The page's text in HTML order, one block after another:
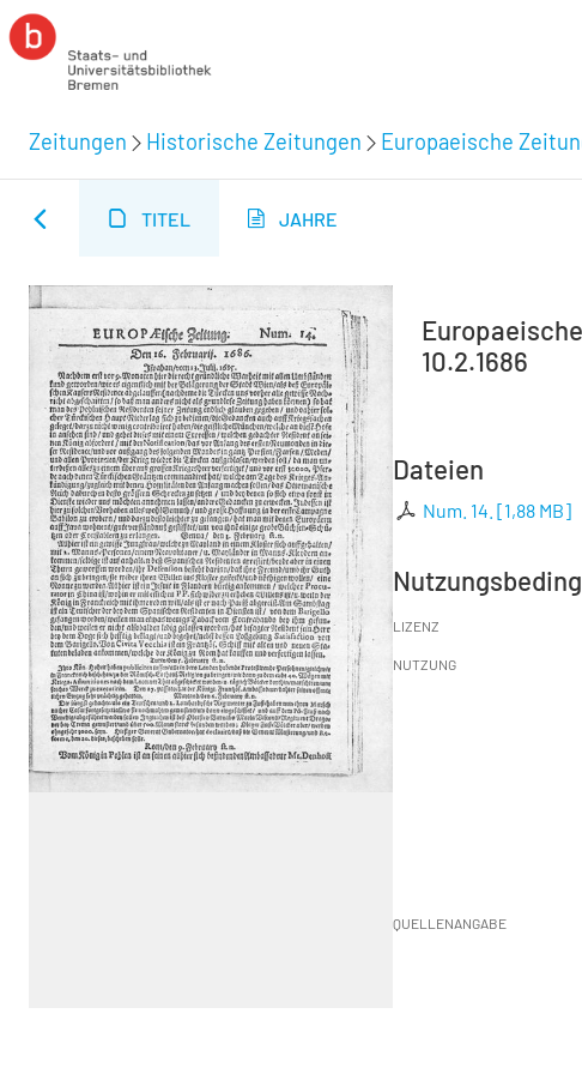
Zeitungen Historische Zeitungen Europaeische
TITEL JAHRE
10.2.1686
Dateien
Num. 14. [1,88 MB]
LIZENZ
NUTZUNG
QUELLENANGABE